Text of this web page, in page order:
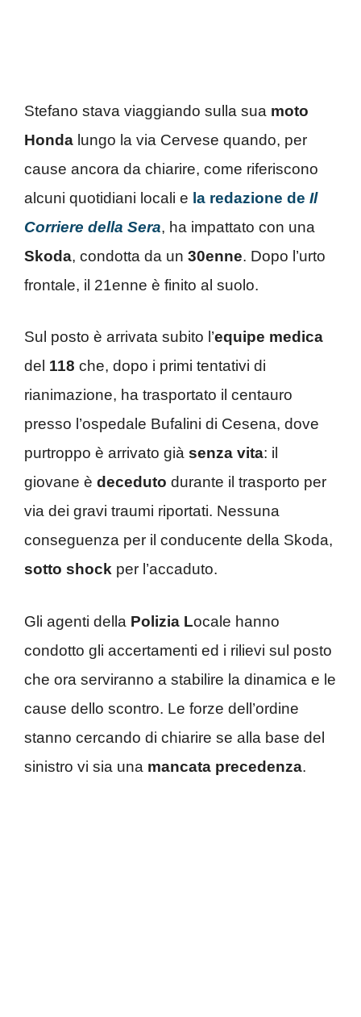
Stefano stava viaggiando sulla sua moto
Honda lungo la via Cervese quando, per
cause ancora da chiarire, come riferiscono
alcuni quotidiani locali e la redazione de Il
Corriere della Sera, ha impattato con una
Skoda, condotta da un 30enne. Dopo l’urto
frontale, il 21enne è finito al suolo.
Sul posto è arrivata subito l’equipe medica
del 118 che, dopo i primi tentativi di
rianimazione, ha trasportato il centauro
presso l’ospedale Bufalini di Cesena, dove
purtroppo è arrivato già senza vita: il
giovane è deceduto durante il trasporto per
via dei gravi traumi riportati. Nessuna
conseguenza per il conducente della Skoda,
sotto shock per l’accaduto.
Gli agenti della Polizia Locale hanno
condotto gli accertamenti ed i rilievi sul posto
che ora serviranno a stabilire la dinamica e le
cause dello scontro. Le forze dell’ordine
stanno cercando di chiarire se alla base del
sinistro vi sia una mancata precedenza.